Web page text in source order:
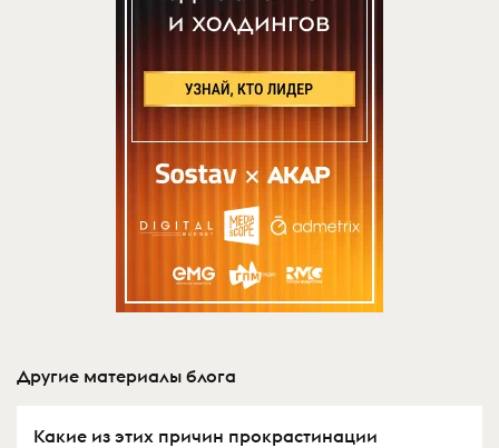
Другие материалы блога
Какие из этих причин прокрастинации